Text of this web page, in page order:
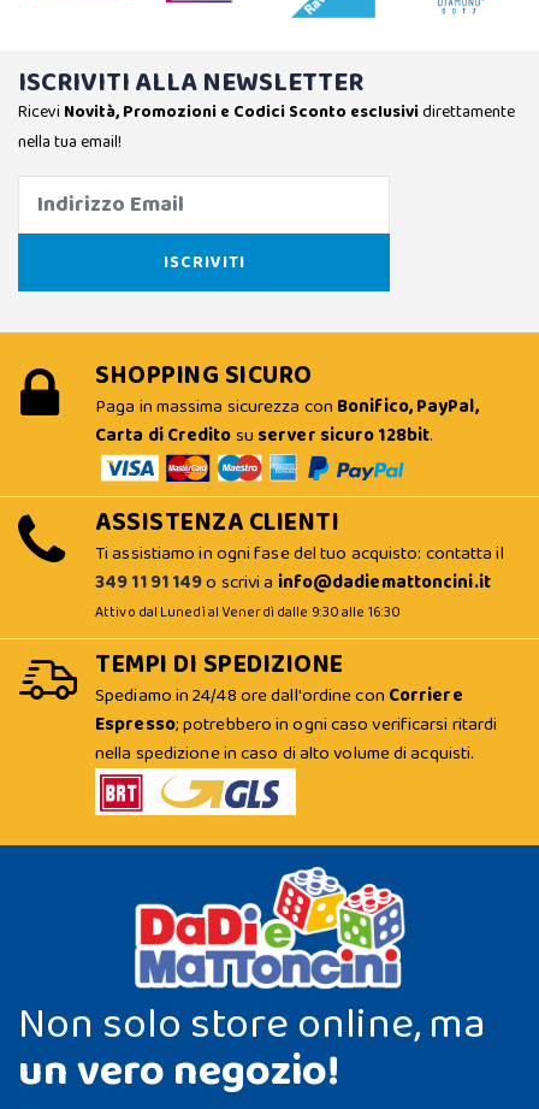
ISCRIVITI ALLA NEWSLETTER
Ricevi Novità, Promozioni e Codici Sconto esclusividirettamente
nella tua email!
SHOPPING SICURO
Paga in massima sicurezza con Bonifico, PayPal,
Carta di Creditosu server sicuro 128bit.
ASSISTENZA CLIENTI
Ti assistiamo in ogni fase del tuo acquisto: contatta il
349 11 91 149o scrivi a info@dadiemattoncini.it
Attivo dal Lunedì al Venerdì dalle 9:30 alle 16:30
TEMPI DI SPEDIZIONE
Spediamo in 24/48 ore dall'ordine con Corriere
Espresso; potrebbero in ogni caso verificarsi ritardi
nella spedizione in caso di alto volume di acquisti.
Non solo store online, ma
un vero negozio!